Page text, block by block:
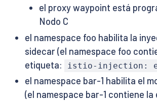
el proxy waypoint está
Nodo C
el namespace foo habilita la
sidecar (el namespace foo
etiqueta:
istio-injection:
el namespace bar-1 habilita el
(el namespace bar-1 contiene